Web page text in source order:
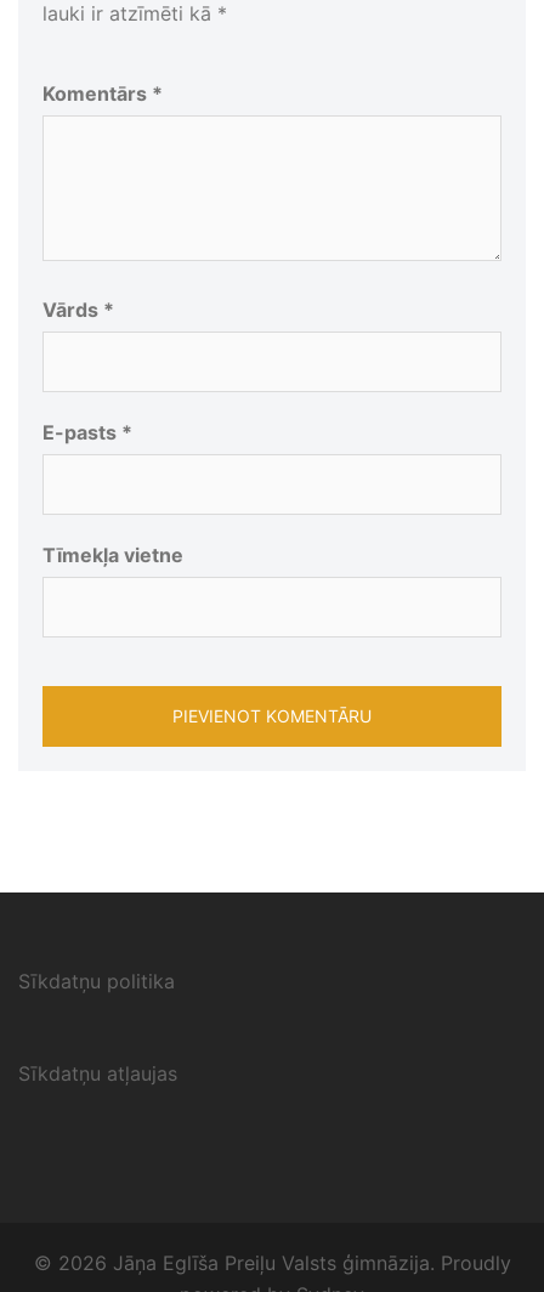
lauki ir atzīmēti kā *
Komentārs *
Vārds *
E-pasts *
Tīmekļa vietne
Sīkdatņu politika
Sīkdatņu atļaujas
© 2026 Jāņa Eglīša Preiļu Valsts ģimnāzija. Proudly